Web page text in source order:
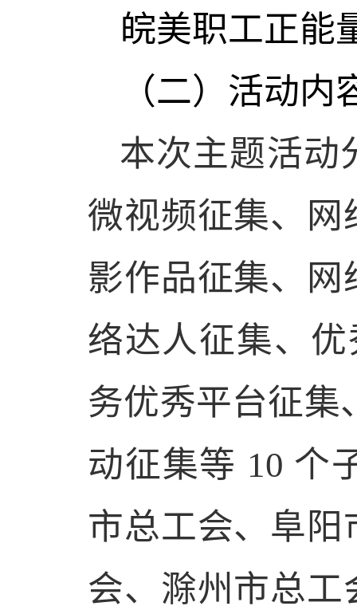
皖美职工正能
（二）活动内
本次主题活动
微视频征集、
影作品征集、
络达人征集、
务优秀平台征集
动征集等 10 个
市总工会、阜
会、滁州市总